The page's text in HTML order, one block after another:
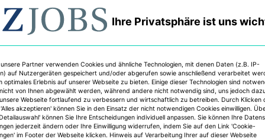
Infrastrukturinvestitionen. Im Rahmen seiner Tätigkeit
Modellen öffentlich-privater Kooperationen arbeiten und
Unternehmens weiterentwickeln. Zudem fördert er die
wie C40 Cities und BloxHub sowie mit
Mitgliedern des internationalen Beratergremiums
Kramer Mikkelsen, beide ehemalige Oberbürgermeister
Ihre Privatsphäre ist uns
Partner verwenden Cookies und ähnliche Technologien, mit denen Daten (z.B. IP-
auf Nutzergeräten gespeichert und/oder abgerufen sowie anschließend verarbeitet
optimales Erlebnis auf unserer Webseite zu bieten. Einige dieser Technologien sind
von Ihnen abgewählt werden, während andere nicht notwendig sind, uns jedoch
Webseite fortlaufend zu verbessern und wirtschaftlich zu betreiben. Durch Klicken
akzeptieren' können Sie in den Einsatz der nicht notwendigen Cookies einwilligen.
können Sie Ihre Entscheidungen individuell anpassen. Sie können Ihre
jederzeit ändern oder Ihre Einwilligung widerrufen, indem Sie auf den Link 'Cookie-
im Footer der Webseite klicken. Hinweis auf Verarbeitung Ihrer auf dieser Webseite